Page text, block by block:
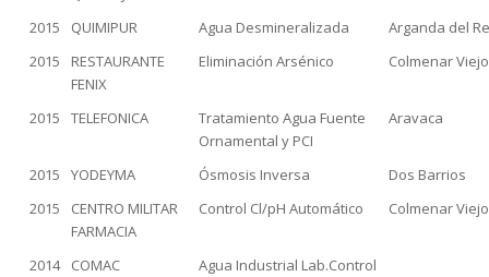
2015 QUIMIPUR Agua Desmineralizada
Arganda del
2015
RESTAURANTE
FENIX
Eliminación Arsénico Colmenar Viejo
2015 TELEFONICA
Tratamiento Agua Fuente
Ornamental y PCI
Aravaca
2015 YODEYMA Ósmosis Inversa
Dos Barrios
2015
CENTRO MILITAR
FARMACIA
Control Cl/pH Automático Colmenar Viejo
2014 COMAC
Agua Industrial Lab.Control